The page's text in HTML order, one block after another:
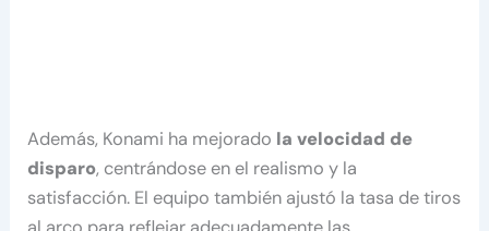
Además, Konami ha mejorado la velocidad de
disparo, centrándose en el realismo y la
satisfacción. El equipo también ajustó la tasa de tiros